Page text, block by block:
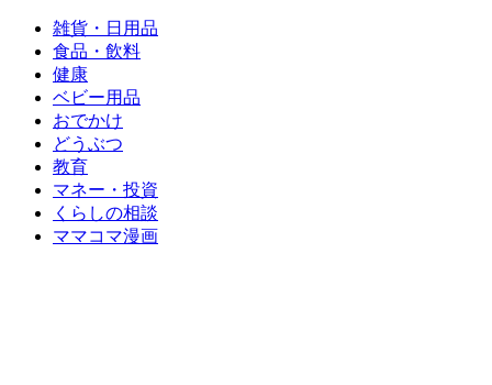
雑貨・日用品
食品・飲料
健康
ベビー用品
おでかけ
どうぶつ
教育
マネー・投資
くらしの相談
ママコマ漫画